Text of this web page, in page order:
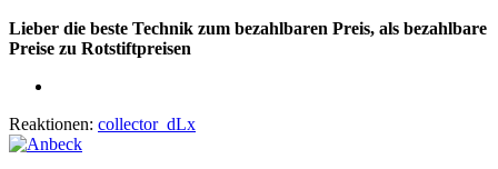
Lieber die beste Technik zum bezahlbaren Preis, als bezahlbare
Preise zu Rotstiftpreisen
Reaktionen: collector_dLx